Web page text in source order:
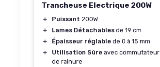
Trancheuse Electrique 200W
＋ Puissant 200W
＋
Lames Détachables de 19 cm
＋
Épaisseur réglable de 0 à 15 mm
＋
Utilisation Sûre avec commutateur
de rainure